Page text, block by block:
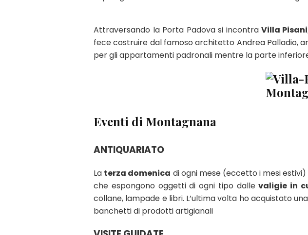
Attraversando la Porta Padova si incontraVilla
fece costruire dal famoso architetto Andrea Palladio,
per gli appartamenti padronali mentre la parte
Eventi di Montagnana
ANTIQUARIATO
La terza domenica di ogni mese (eccetto i mesi
che espongono oggetti di ogni tipo dallevaligie in
collane, lampade e libri. L’ultima volta ho acquistato
banchetti di prodotti artigianali